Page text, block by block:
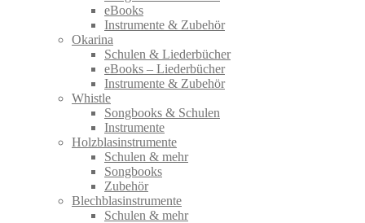
eBooks
Instrumente & Zubehör
Okarina
Schulen & Liederbücher
eBooks – Liederbücher
Instrumente & Zubehör
Whistle
Songbooks & Schulen
Instrumente
Holzblasinstrumente
Schulen & mehr
Songbooks
Zubehör
Blechblasinstrumente
Schulen & mehr